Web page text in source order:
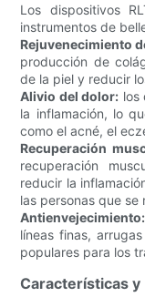
Los dispositivos
instrumentos de
Rejuvenecimiento
producción de
de la piel y reducir
Alivio del dolor: los
la inflamación, lo
como el acné, el
Recuperación
recuperación
reducir la
las personas que se
Antienvejecimiento:
líneas finas,
populares para los
Características